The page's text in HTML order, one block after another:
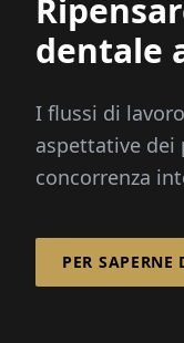
dentale
I flussi di
aspettative dei
concorrenza
rapidamente
PER SAPERNE